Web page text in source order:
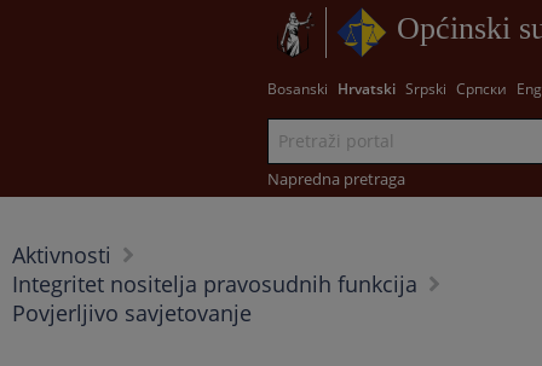
Općinski
Bosanski Hrvatski Srpski Српски
Napredna pretraga
Aktivnosti
Integritet nositelja pravosudnih funkcija
Povjerljivo savjetovanje